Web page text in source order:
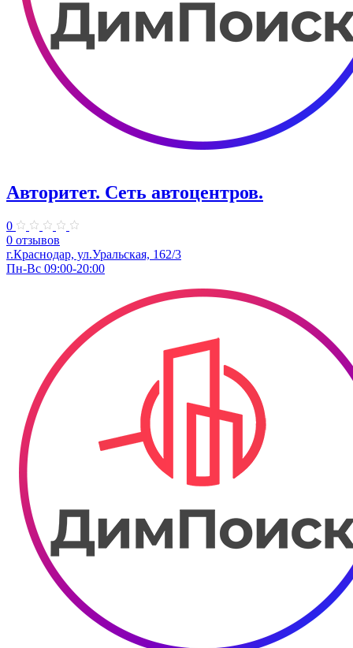
Авторитет. ​Сеть автоцентров.
0
0 отзывов
г.Краснодар, ул.Уральская, 162/3
Пн-Вс 09:00-20:00